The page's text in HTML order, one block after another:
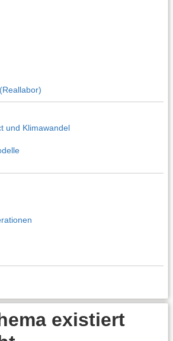
und Klimawandel
existiert